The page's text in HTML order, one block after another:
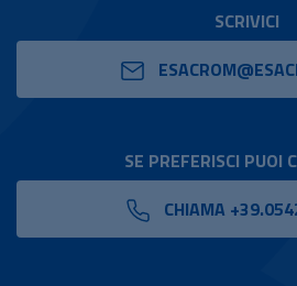
SCRIVICI
SE PREFERISCI PUOI
CHIAMA